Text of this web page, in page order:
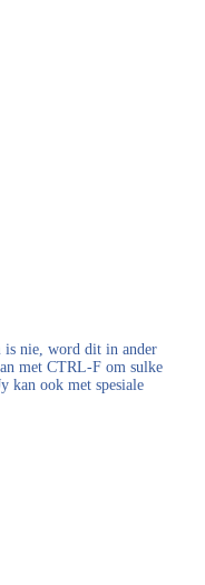
is nie, word dit in ander
met CTRL-F om sulke
kan ook met spesiale